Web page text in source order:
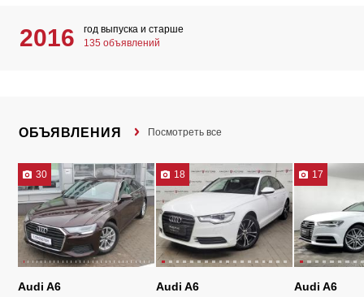
2016
год выпуска и старше
135 объявлений
ОБЪЯВЛЕНИЯ Посмотреть все
30
Audi A6
18
Audi A6
17
Audi A6